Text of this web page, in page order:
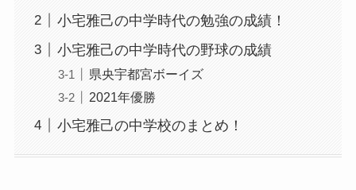
小宅雅己の中学時代の勉強の成績！
小宅雅己の中学時代の野球の成績
県央宇都宮ボーイズ
2021年優勝
小宅雅己の中学校のまとめ！